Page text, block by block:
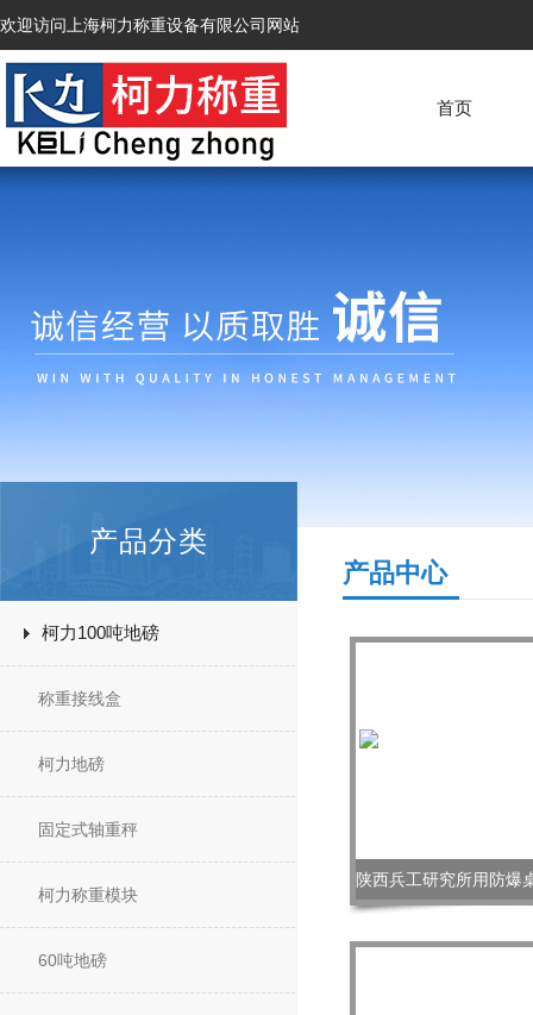
欢迎访问上海柯力称重设备有限公司网站
首页
产品分类
柯力100吨地磅
称重接线盒
柯力地磅
固定式轴重秤
柯力称重模块
60吨地磅
产品中心